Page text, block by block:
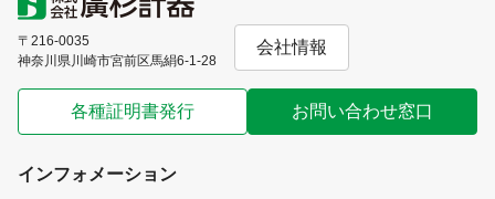
〒216-0035
神奈川県川崎市宮前区馬絹6-1-28
会社情報
各種証明書発行 お問い合わせ窓口
インフォメーション